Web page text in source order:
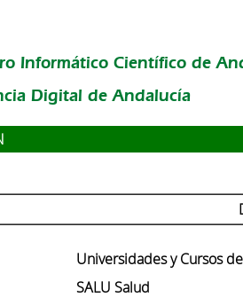
Informático Científico de
Digital de Andalucía
Universidades y Cursos
SALU Salud